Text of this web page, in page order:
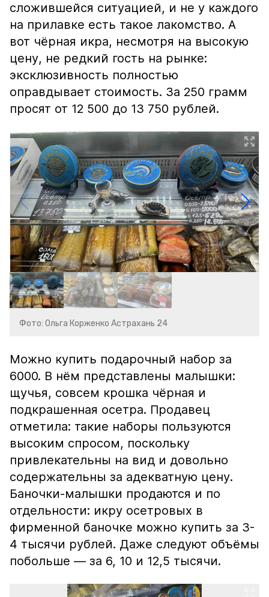
сложившейся ситуацией, и не у каждого
на прилавке есть такое лакомство. А
вот чёрная икра, несмотря на высокую
цену, не редкий гость на рынке:
эксклюзивность полностью
оправдывает стоимость. За 250 грамм
просят от 12 500 до 13 750 рублей.
Фото: Ольга Корженко Астрахань 24
Можно купить подарочный набор за
6000. В нём представлены малышки:
щучья, совсем крошка чёрная и
подкрашенная осетра. Продавец
отметила: такие наборы пользуются
высоким спросом, поскольку
привлекательны на вид и довольно
содержательны за адекватную цену.
Баночки-малышки продаются и по
отдельности: икру осетровых в
фирменной баночке можно купить за 3-
4 тысячи рублей. Даже следуют объёмы
побольше — за 6, 10 и 12,5 тысячи.